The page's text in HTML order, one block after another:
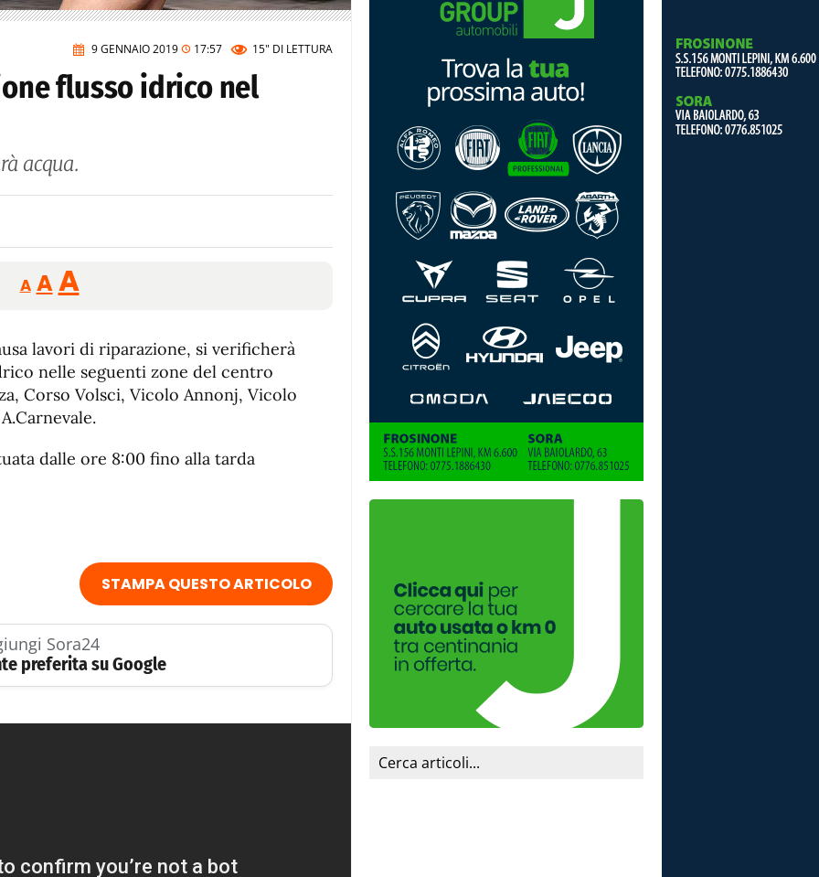
9 GENNAIO 2019 17:57 15" DI LETTURA
flusso idrico nel
acqua.
A
Reducir
tamaño
A Restablecer
tamaño
de
fuente
AAumentar
de
fuente.
lavori di riparazione, si verificherà
nelle seguenti zone del centro
Corso Volsci, Vicolo Annonj, Vicolo
dalle ore 8:00 fino alla tarda
STAMPA QUESTO ARTICOLO
Sora24
preferita su Google